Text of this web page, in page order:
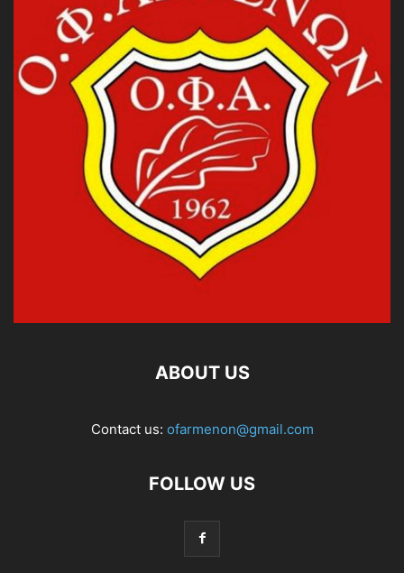
ABOUT US
Contact us: ofarmenon@gmail.com
FOLLOW US